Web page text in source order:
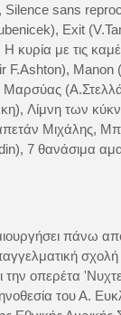
Silence sans
Exit
κυρία με τις
F.Ashton), Manon
Μαρσύας
Λίμνη των
Μιχάλης,
7 θανάσιμα
πάνω
σχολή
οπερέτα
του Α.